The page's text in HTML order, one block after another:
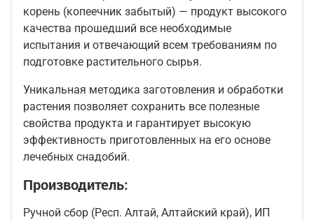
корень (копеечник забытый) — продукт высокого
качества прошедший все необходимые
испытания и отвечающий всем требованиям по
подготовке растительного сырья.
Уникальная методика заготовления и обработки
растения позволяет сохранить все полезные
свойства продукта и гарантирует высокую
эффективность приготовленных на его основе
лечебных снадобий.
Производитель:
Ручной сбор (Респ. Алтай, Алтайский край), ИП